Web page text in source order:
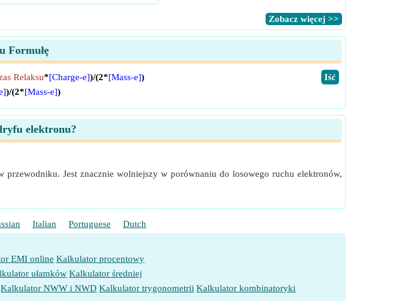
​Zobacz więcej >>
Formułę
​Iść
Relaksu*[Charge-e])/(2*[Mass-e])
)/(2*[Mass-e])
elektronu?
Jest znacznie wolniejszy w porównaniu do losowego ruchu elektronów,
Italian Portuguese Dutch
EMI online Kalkulator procentowy
ułamków Kalkulator średniej
Kalkulator NWW i NWD Kalkulator trygonometrii Kalkulator kombinatoryki